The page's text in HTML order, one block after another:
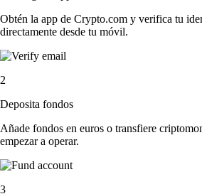
Obtén la app de Crypto.com y verifica tu
directamente desde tu móvil.
2
Deposita fondos
Añade fondos en euros o transfiere
empezar a operar.
3